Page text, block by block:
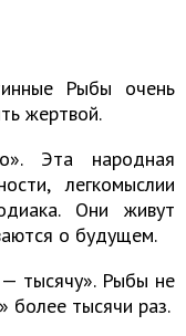
Рыбы очень
жертвой.
Эта народная
легкомыслии
Они живут
о будущем.
тысячу». Рыбы не
более тысячи раз.